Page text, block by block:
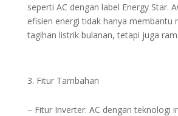
seperti AC dengan label Energy Star.
efisien energi tidak hanya membantu
tagihan listrik bulanan, tetapi juga
Fitur Tambahan
– Fitur Inverter: AC dengan teknologi